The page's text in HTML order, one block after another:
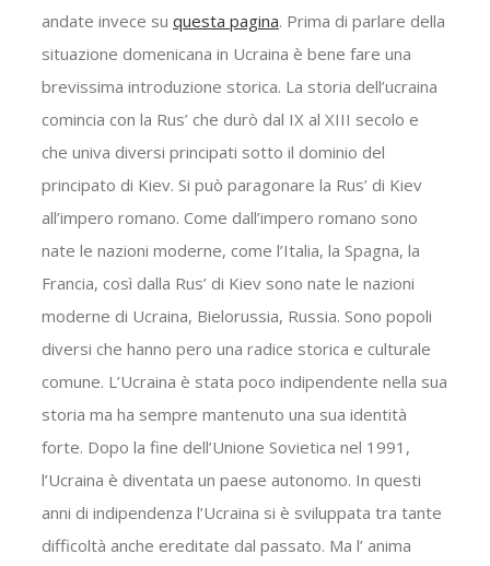
andate invece su questa pagina. Prima di parlare della
situazione domenicana in Ucraina è bene fare una
brevissima introduzione storica. La storia dell’ucraina
comincia con la Rus’ che durò dal IX al XIII secolo e
che univa diversi principati sotto il dominio del
principato di Kiev. Si può paragonare la Rus’ di Kiev
all’impero romano. Come dall’impero romano sono
nate le nazioni moderne, come l’Italia, la Spagna, la
Francia, così dalla Rus’ di Kiev sono nate le nazioni
moderne di Ucraina, Bielorussia, Russia. Sono popoli
diversi che hanno pero una radice storica e culturale
comune. L’Ucraina è stata poco indipendente nella sua
storia ma ha sempre mantenuto una sua identità
forte. Dopo la fine dell’Unione Sovietica nel 1991,
l’Ucraina è diventata un paese autonomo. In questi
anni di indipendenza l’Ucraina si è sviluppata tra tante
difficoltà anche ereditate dal passato. Ma l’ anima